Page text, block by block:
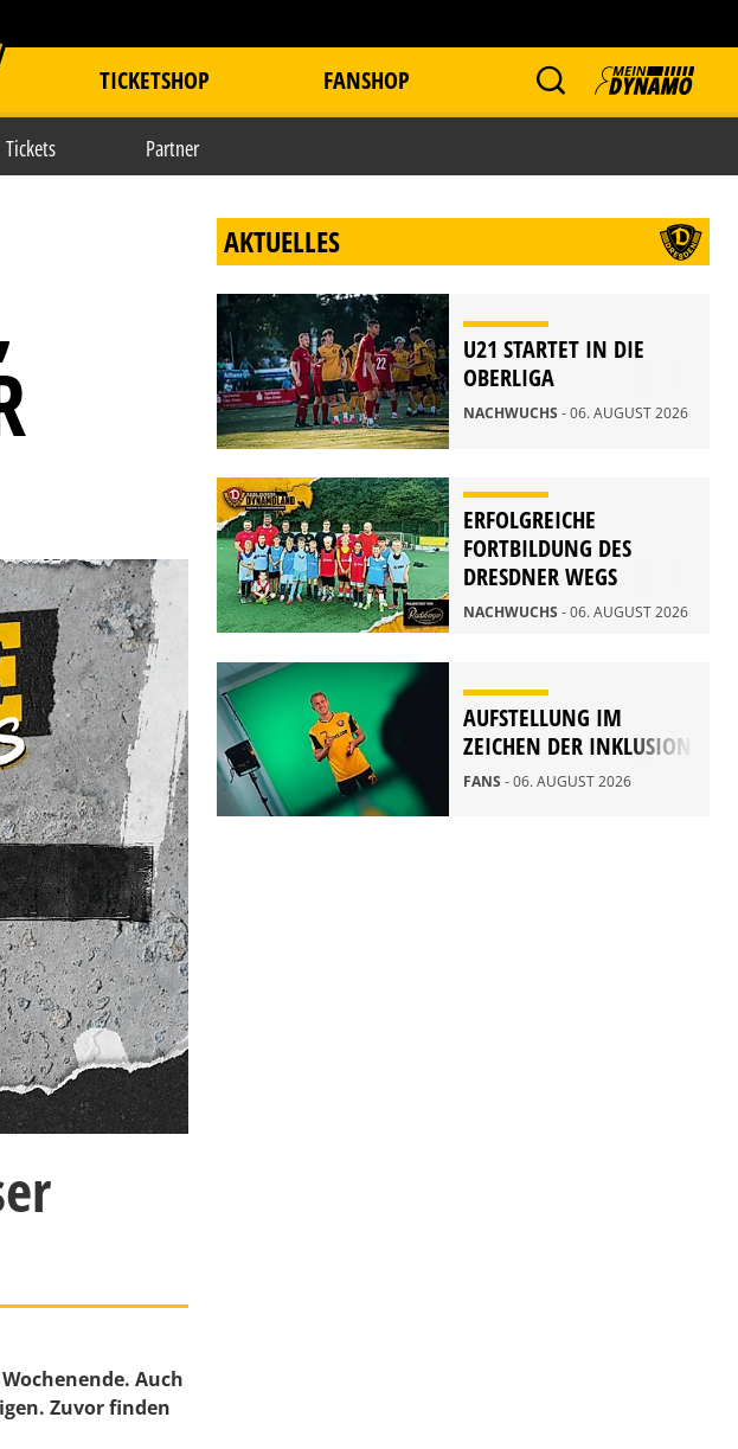
TICKETSHOP FANSHOP
Tickets Partner
Auch
Zuvor finden
AKTUELLES
U21 STARTET IN DIE
OBERLIGA
NACHWUCHS - 06. AUGUST 2026
ERFOLGREICHE
FORTBILDUNG DES
DRESDNER WEGS
NACHWUCHS - 06. AUGUST 2026
AUFSTELLUNG IM
ZEICHEN DER INKLUSION
FANS - 06. AUGUST 2026